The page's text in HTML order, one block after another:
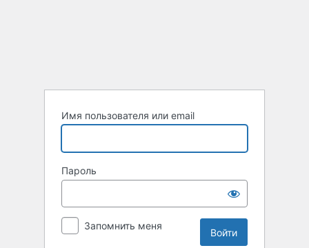
Имя пользователя или email
Пароль
Запомнить меня